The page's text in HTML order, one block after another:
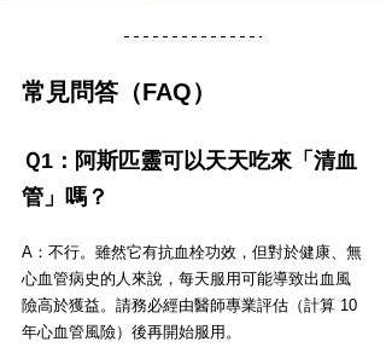
常見問答（FAQ）
Ｑ1：阿斯匹靈可以天天吃來「清血
管」嗎？
A：不行。雖然它有抗血栓功效，但對於健康、無
心血管病史的人來說，每天服用可能導致出血風
險高於獲益。請務必經由醫師專業評估（計算 10
年心血管風險）後再開始服用。